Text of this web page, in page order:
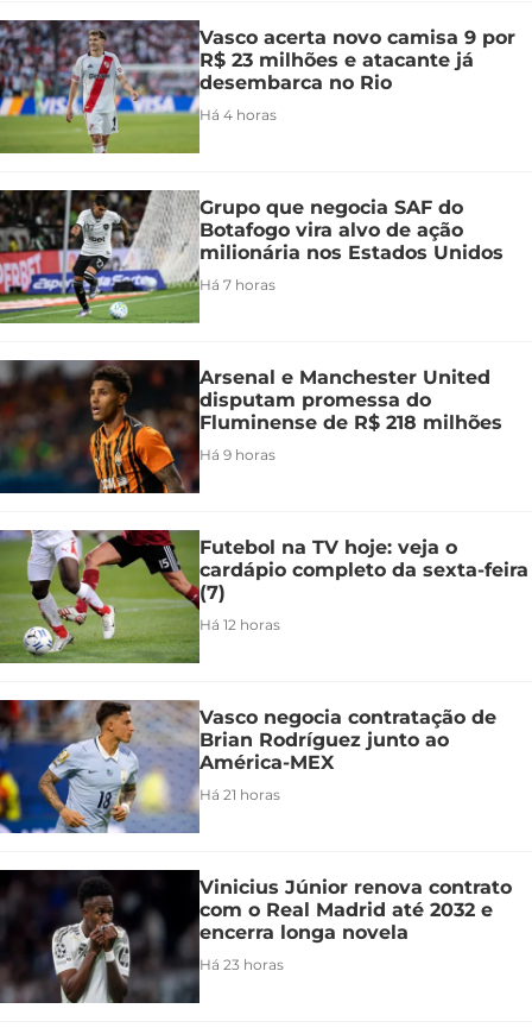
Vasco acerta novo camisa 9 por
R$ 23 milhões e atacante já
desembarca no Rio
Há 4 horas
Grupo que negocia SAF do
Botafogo vira alvo de ação
milionária nos Estados Unidos
Há 7 horas
Arsenal e Manchester United
disputam promessa do
Fluminense de R$ 218 milhões
Há 9 horas
Futebol na TV hoje: veja o
cardápio completo da sexta-feira
(7)
Há 12 horas
Vasco negocia contratação de
Brian Rodríguez junto ao
América-MEX
Há 21 horas
Vinicius Júnior renova contrato
com o Real Madrid até 2032 e
encerra longa novela
Há 23 horas